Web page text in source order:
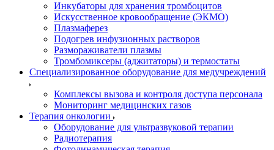
Инкубаторы для хранения тромбоцитов
Искусственное кровообращение (ЭКМО)
Плазмаферез
Подогрев инфузионных растворов
Размораживатели плазмы
Тромбомиксеры (аджитаторы) и термостаты
Специализированное оборудование для медучреждений
Комплексы вызова и контроля доступа персонала
Мониторинг медицинских газов
Терапия онкологии
Оборудование для ультразвуковой терапии
Радиотерапия